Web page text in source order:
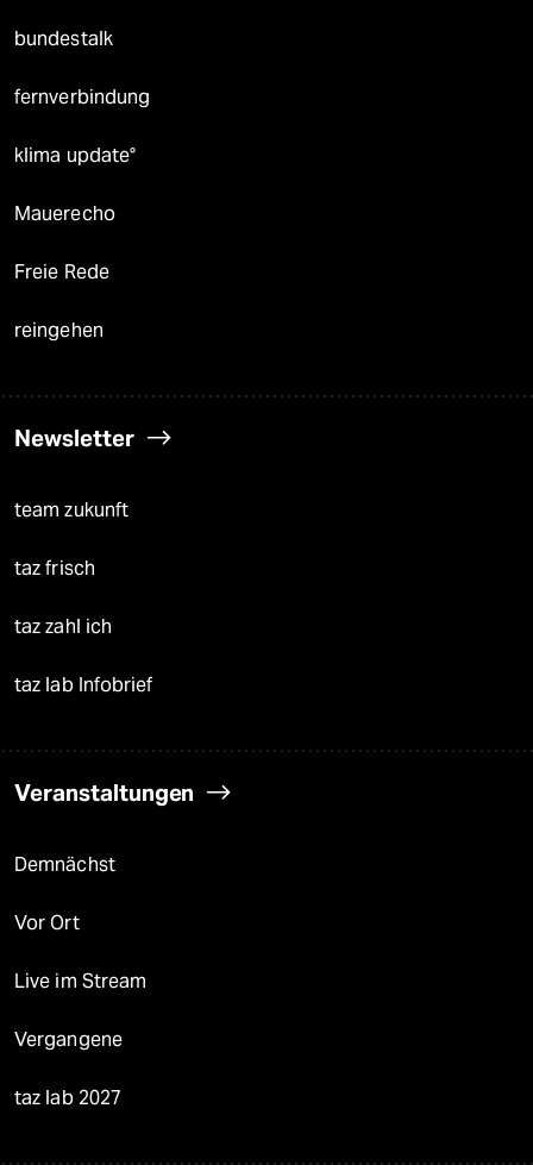
bundestalk
fernverbindung
klima update°
Mauerecho
Freie Rede
reingehen
Newsletter
team zukunft
taz frisch
taz zahl ich
taz lab Infobrief
Veranstaltungen
Demnächst
Vor Ort
Live im Stream
Vergangene
taz lab 2027